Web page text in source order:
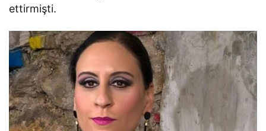
ettirmişti.